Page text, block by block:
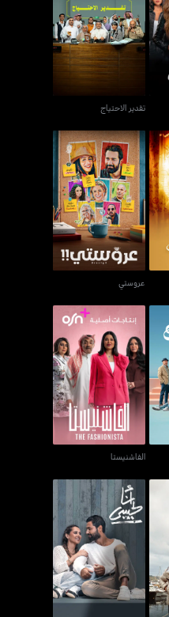
تقدير الاحتياج
تقدير الاحتياج
عروستي
عروستي
الفاشنيستا
الفاشنيستا
أنا لحبيبي